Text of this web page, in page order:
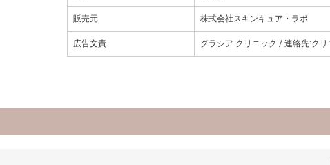
販売元 株式会社スキンキュア・ラボ
広告文責 グラシア クリニック / 連絡先:ク